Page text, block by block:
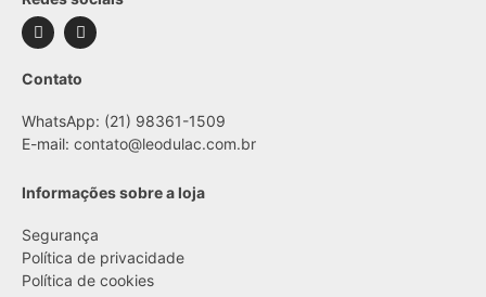
Contato
WhatsApp: (21) 98361-1509
E-mail: contato@leodulac.com.br
Informações sobre a loja
Segurança
Política de privacidade
Política de cookies